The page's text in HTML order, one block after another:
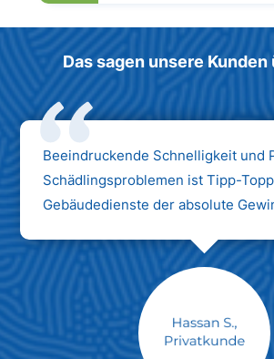
Das sagen unsere Kunden
Beeindruckende Schnelligkeit und
Schädlingsproblemen ist Tipp-Topp
Gebäudedienste der absolute